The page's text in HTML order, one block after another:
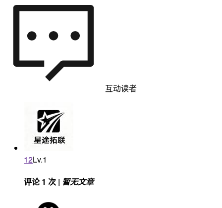
互动读者
12Lv.1
评论 1 次 | 暂无文章